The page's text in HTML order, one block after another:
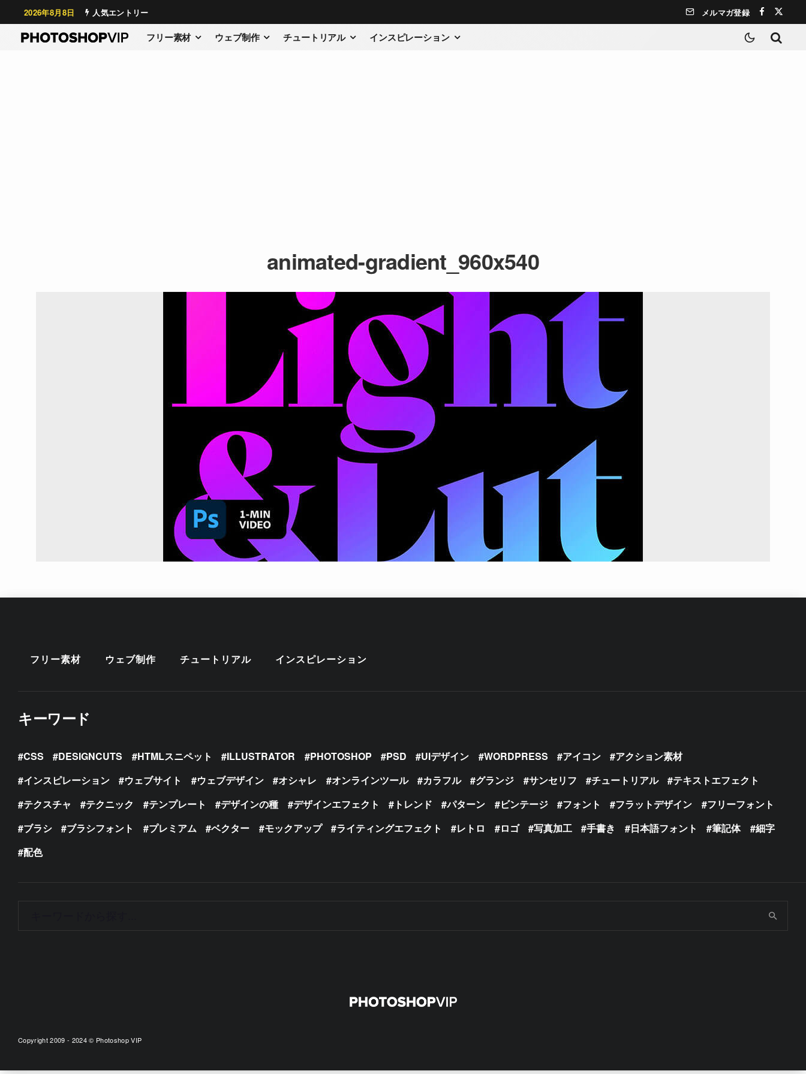
2026年8月8日 人気エントリー メルマガ登録
フリー素材 ウェブ制作 チュートリアル インスピレーション
animated-gradient_960x540
フリー素材 ウェブ制作 チュートリアル インスピレーション
キーワード
CSS DESIGNCUTS HTMLスニペット ILLUSTRATOR PHOTOSHOP PSD UIデザイン WORDPRESS アイコン
アクション素材
インスピレーション
ウェブサイト ウェブデザイン オシャレ オンラインツール カラフル グランジ サンセリフ チュートリアル
テキストエフェクト
テクスチャ
テクニック テンプレート デザインの種 デザインエフェクト トレンド パターン ビンテージ フォント フラットデザイン
フリーフォント
ブラシ
ブラシフォント プレミアム ベクター モックアップ ライティングエフェクト レトロ ロゴ 写真加工 手書き 日本語フォント 筆記体
細字
配色
Copyright 2009 - 2024 © Photoshop VIP